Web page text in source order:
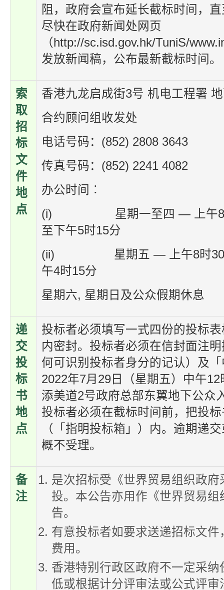
阻，政府会宣布延长截标时间，
尽快在政府新闻处网页
（http://sc.isd.gov.hk/TuniS/
发放新闻稿，公布最新截标时间。
索
取
招
标
文
件
地
点
香港九龙启成街3号 机电工程署
合约顾问组收发处
电话号码：(852) 2808 3643
传真号码：(852) 2241 4082
办公时间︰
(i) 星期一至四 — 上午8时30
至下午5时15分
(ii) 星期五 — 上午8时30分至
午4时15分
星期六, 星期日及公众假期休息
递
交
投
标
书
地
点
投标者必须填写一式四份的投标
内密封。投标者必须在信封面注
何可识别投标者身分的记认）及
2022年7月29日（星期五）中午
添美道2号政府总部东翼地下公众
投标者必须在截标时间前，把投
（「指明投标箱」）内。逾期递
概不受理。
备
注
是次招标受《世界贸易组织政
投。本公告亦用作《世界贸易
告。
有意投标者如要求送递招标文
费用。
香港特别行政区政府不一定采
低或根据计分评审法或公式评